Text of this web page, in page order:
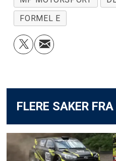
FORMEL E
FLERE SAKER